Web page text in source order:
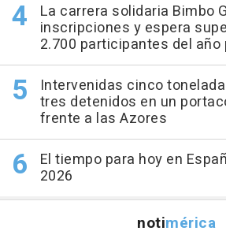
La carrera solidaria Bimbo
inscripciones y espera
2.700 participantes del año
Intervenidas cinco
tres detenidos en un
frente a las Azores
El tiempo para hoy en
2026
notimérica